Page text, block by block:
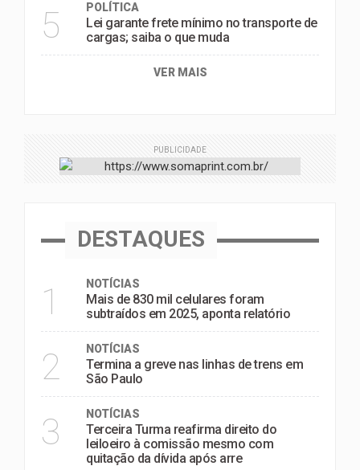
5 POLÍTICA
Lei garante frete mínimo no transporte de
cargas; saiba o que muda
VER MAIS
PUBLICIDADE
DESTAQUES
1 NOTÍCIAS
Mais de 830 mil celulares foram
subtraídos em 2025, aponta relatório
2 NOTÍCIAS
Termina a greve nas linhas de trens em
São Paulo
3 NOTÍCIAS
Terceira Turma reafirma direito do
leiloeiro à comissão mesmo com
quitação da dívida após arre